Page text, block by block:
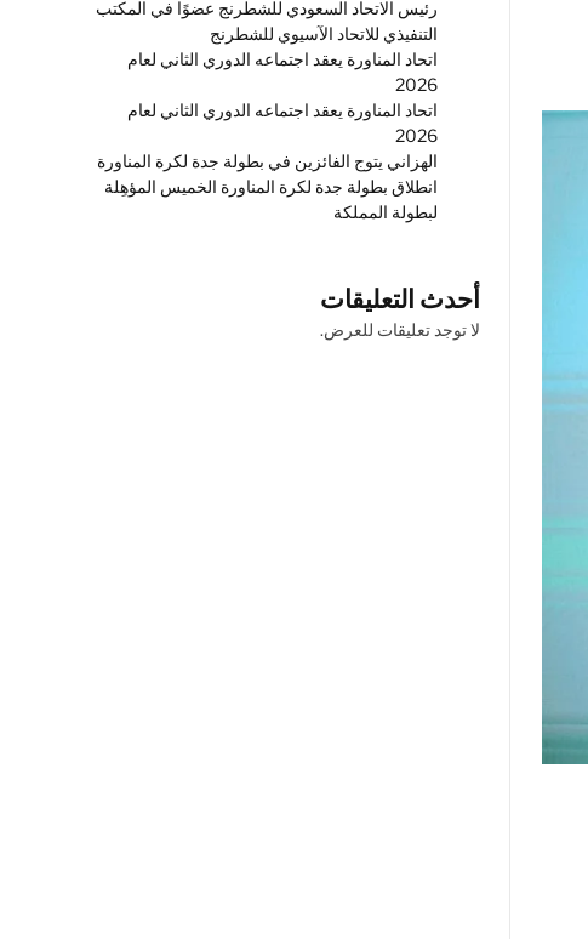
رئيس الاتحاد السعودي للشطرنج عضوًا في المكتب
التنفيذي للاتحاد الآسيوي للشطرنج
اتحاد المناورة يعقد اجتماعه الدوري الثاني لعام
2026
اتحاد المناورة يعقد اجتماعه الدوري الثاني لعام
2026
الهزاني يتوج الفائزين في بطولة جدة لكرة المناورة
انطلاق بطولة جدة لكرة المناورة الخميس المؤهِلة
لبطولة المملكة
أحدث التعليقات
لا توجد تعليقات للعرض.